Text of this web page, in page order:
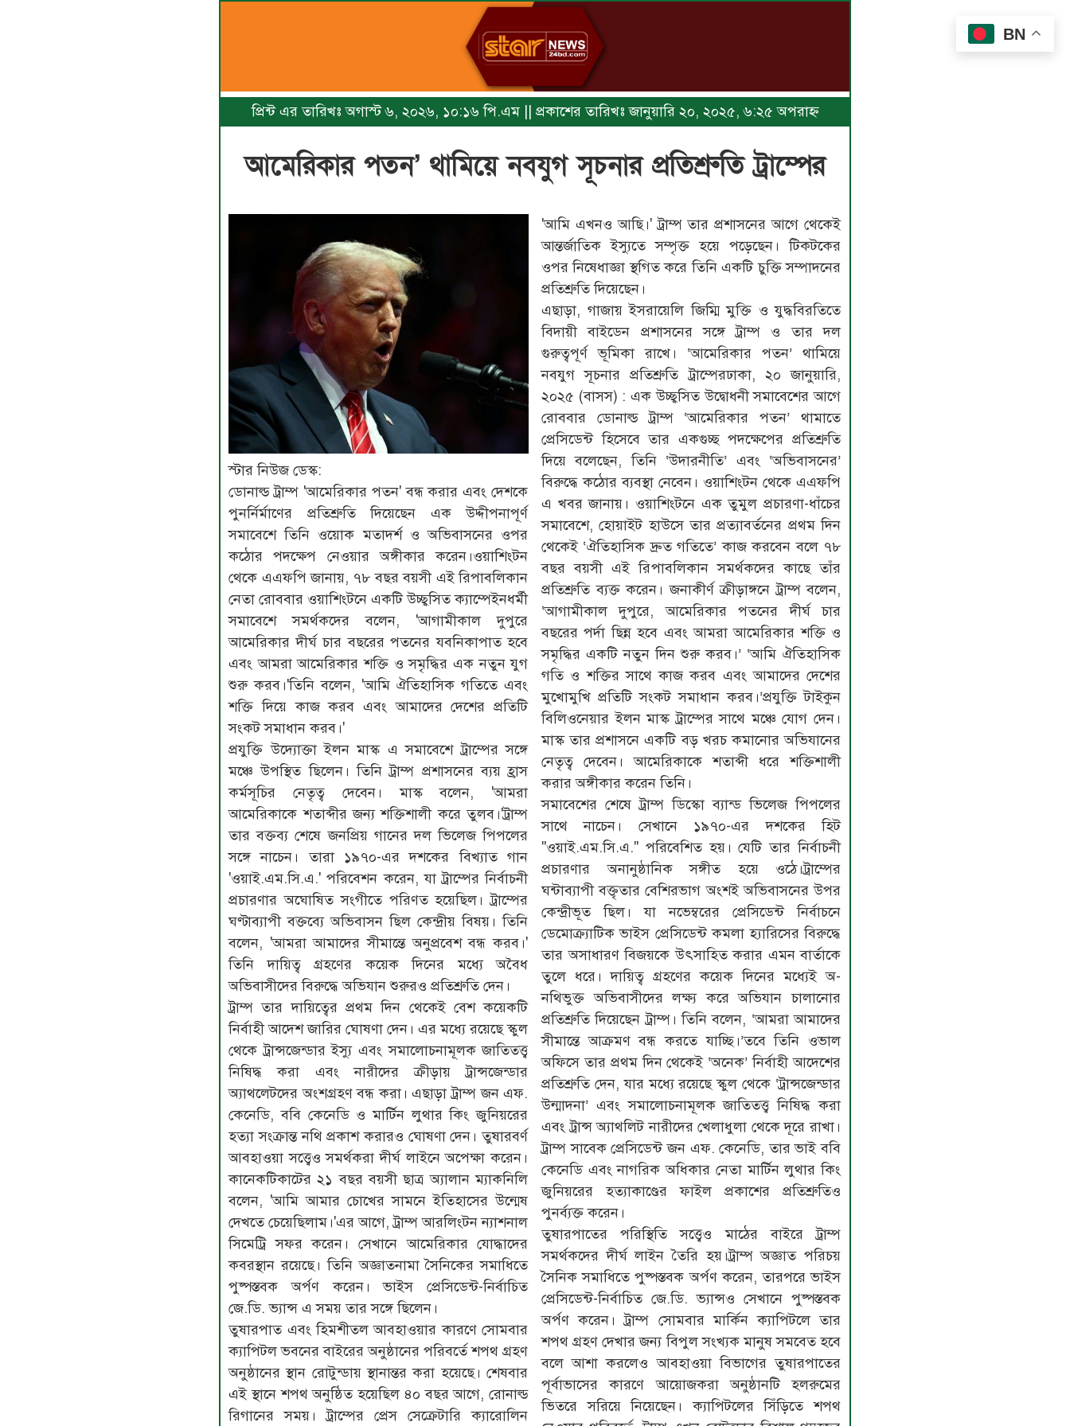
প্রিন্ট এর তারিখঃ অগাস্ট ৬, ২০২৬, ১০:১৬ পি.এম || প্রকাশের তারিখঃ জানুয়ারি ২০, ২০২৫, ৬:২৫ অপরাহ্ণ
আমেরিকার পতন’ থামিয়ে নবযুগ সূচনার প্রতিশ্রুতি ট্রাম্পের
স্টার নিউজ ডেস্ক:
ডোনাল্ড ট্রাম্প 'আমেরিকার পতন' বন্ধ করার এবং দেশকে
পুনর্নির্মাণের প্রতিশ্রুতি দিয়েছেন এক উদ্দীপনাপূর্ণ
সমাবেশে তিনি ওয়োক মতাদর্শ ও অভিবাসনের ওপর
কঠোর পদক্ষেপ নেওয়ার অঙ্গীকার করেন।ওয়াশিংটন
থেকে এএফপি জানায়, ৭৮ বছর বয়সী এই রিপাবলিকান
নেতা রোববার ওয়াশিংটনে একটি উচ্ছ্বসিত ক্যাম্পেইনধর্মী
সমাবেশে সমর্থকদের বলেন, 'আগামীকাল দুপুরে
আমেরিকার দীর্ঘ চার বছরের পতনের যবনিকাপাত হবে
এবং আমরা আমেরিকার শক্তি ও সমৃদ্ধির এক নতুন যুগ
শুরু করব।'তিনি বলেন, 'আমি ঐতিহাসিক গতিতে এবং
শক্তি দিয়ে কাজ করব এবং আমাদের দেশের প্রতিটি
সংকট সমাধান করব।'
প্রযুক্তি উদ্যোক্তা ইলন মাস্ক এ সমাবেশে ট্রাম্পের সঙ্গে
মঞ্চে উপস্থিত ছিলেন। তিনি ট্রাম্প প্রশাসনের ব্যয় হ্রাস
কর্মসূচির নেতৃত্ব দেবেন। মাস্ক বলেন, 'আমরা
আমেরিকাকে শতাব্দীর জন্য শক্তিশালী করে তুলব।'ট্রাম্প
তার বক্তব্য শেষে জনপ্রিয় গানের দল ভিলেজ পিপলের
সঙ্গে নাচেন। তারা ১৯৭০-এর দশকের বিখ্যাত গান
'ওয়াই.এম.সি.এ.' পরিবেশন করেন, যা ট্রাম্পের নির্বাচনী
প্রচারণার অঘোষিত সংগীতে পরিণত হয়েছিল। ট্রাম্পের
ঘণ্টাব্যাপী বক্তব্যে অভিবাসন ছিল কেন্দ্রীয় বিষয়। তিনি
বলেন, 'আমরা আমাদের সীমান্তে অনুপ্রবেশ বন্ধ করব।'
তিনি দায়িত্ব গ্রহণের কয়েক দিনের মধ্যে অবৈধ
অভিবাসীদের বিরুদ্ধে অভিযান শুরুরও প্রতিশ্রুতি দেন।
ট্রাম্প তার দায়িত্বের প্রথম দিন থেকেই বেশ কয়েকটি
নির্বাহী আদেশ জারির ঘোষণা দেন। এর মধ্যে রয়েছে স্কুল
থেকে ট্রান্সজেন্ডার ইস্যু এবং সমালোচনামূলক জাতিতত্ত্ব
নিষিদ্ধ করা এবং নারীদের ক্রীড়ায় ট্রান্সজেন্ডার
অ্যাথলেটদের অংশগ্রহণ বন্ধ করা। এছাড়া ট্রাম্প জন এফ.
কেনেডি, ববি কেনেডি ও মার্টিন লুথার কিং জুনিয়রের
হত্যা সংক্রান্ত নথি প্রকাশ করারও ঘোষণা দেন। তুষারবর্ণ
আবহাওয়া সত্ত্বেও সমর্থকরা দীর্ঘ লাইনে অপেক্ষা করেন।
কানেকটিকাটের ২১ বছর বয়সী ছাত্র অ্যালান ম্যাকনিলি
বলেন, 'আমি আমার চোখের সামনে ইতিহাসের উন্মেষ
দেখতে চেয়েছিলাম।'এর আগে, ট্রাম্প আরলিংটন ন্যাশনাল
সিমেট্রি সফর করেন। সেখানে আমেরিকার যোদ্ধাদের
কবরস্থান রয়েছে। তিনি অজ্ঞাতনামা সৈনিকের সমাধিতে
পুষ্পস্তবক অর্পণ করেন। ভাইস প্রেসিডেন্ট-নির্বাচিত
জে.ডি. ভ্যান্স এ সময় তার সঙ্গে ছিলেন।
তুষারপাত এবং হিমশীতল আবহাওয়ার কারণে সোমবার
ক্যাপিটল ভবনের বাইরের অনুষ্ঠানের পরিবর্তে শপথ গ্রহণ
অনুষ্ঠানের স্থান রোটুন্ডায় স্থানান্তর করা হয়েছে। শেষবার
এই স্থানে শপথ অনুষ্ঠিত হয়েছিল ৪০ বছর আগে, রোনাল্ড
রিগানের সময়। ট্রাম্পের প্রেস সেক্রেটারি ক্যারোলিন
'আমি এখনও আছি।' ট্রাম্প তার প্রশাসনের আগে থেকেই
আন্তর্জাতিক ইস্যুতে সম্পৃক্ত হয়ে পড়েছেন। টিকটকের
ওপর নিষেধাজ্ঞা স্থগিত করে তিনি একটি চুক্তি সম্পাদনের
প্রতিশ্রুতি দিয়েছেন।
এছাড়া, গাজায় ইসরায়েলি জিম্মি মুক্তি ও যুদ্ধবিরতিতে
বিদায়ী বাইডেন প্রশাসনের সঙ্গে ট্রাম্প ও তার দল
গুরুত্বপূর্ণ ভূমিকা রাখে। ‘আমেরিকার পতন’ থামিয়ে
নবযুগ সূচনার প্রতিশ্রুতি ট্রাম্পেরঢাকা, ২০ জানুয়ারি,
২০২৫ (বাসস) : এক উচ্ছ্বসিত উদ্বোধনী সমাবেশের আগে
রোববার ডোনাল্ড ট্রাম্প ‘আমেরিকার পতন’ থামাতে
প্রেসিডেন্ট হিসেবে তার একগুচ্ছ পদক্ষেপের প্রতিশ্রুতি
দিয়ে বলেছেন, তিনি ‘উদারনীতি’ এবং ‘অভিবাসনের’
বিরুদ্ধে কঠোর ব্যবস্থা নেবেন। ওয়াশিংটন থেকে এএফপি
এ খবর জানায়। ওয়াশিংটনে এক তুমুল প্রচারণা-ধাঁচের
সমাবেশে, হোয়াইট হাউসে তার প্রত্যাবর্তনের প্রথম দিন
থেকেই ‘ঐতিহাসিক দ্রুত গতিতে’ কাজ করবেন বলে ৭৮
বছর বয়সী এই রিপাবলিকান সমর্থকদের কাছে তাঁর
প্রতিশ্রুতি ব্যক্ত করেন। জনাকীর্ণ ক্রীড়াঙ্গনে ট্রাম্প বলেন,
‘আগামীকাল দুপুরে, আমেরিকার পতনের দীর্ঘ চার
বছরের পর্দা ছিন্ন হবে এবং আমরা আমেরিকার শক্তি ও
সমৃদ্ধির একটি নতুন দিন শুরু করব।’ ‘আমি ঐতিহাসিক
গতি ও শক্তির সাথে কাজ করব এবং আমাদের দেশের
মুখোমুখি প্রতিটি সংকট সমাধান করব।’প্রযুক্তি টাইকুন
বিলিওনেয়ার ইলন মাস্ক ট্রাম্পের সাথে মঞ্চে যোগ দেন।
মাস্ক তার প্রশাসনে একটি বড় খরচ কমানোর অভিযানের
নেতৃত্ব দেবেন। আমেরিকাকে শতাব্দী ধরে শক্তিশালী
করার অঙ্গীকার করেন তিনি।
সমাবেশের শেষে ট্রাম্প ডিস্কো ব্যান্ড ভিলেজ পিপলের
সাথে নাচেন। সেখানে ১৯৭০-এর দশকের হিট
"ওয়াই.এম.সি.এ." পরিবেশিত হয়। যেটি তার নির্বাচনী
প্রচারণার অনানুষ্ঠানিক সঙ্গীত হয়ে ওঠে।ট্রাম্পের
ঘন্টাব্যাপী বক্তৃতার বেশিরভাগ অংশই অভিবাসনের উপর
কেন্দ্রীভূত ছিল। যা নভেম্বরের প্রেসিডেন্ট নির্বাচনে
ডেমোক্র্যাটিক ভাইস প্রেসিডেন্ট কমলা হ্যারিসের বিরুদ্ধে
তার অসাধারণ বিজয়কে উৎসাহিত করার এমন বার্তাকে
তুলে ধরে। দায়িত্ব গ্রহণের কয়েক দিনের মধ্যেই অ-
নথিভুক্ত অভিবাসীদের লক্ষ্য করে অভিযান চালানোর
প্রতিশ্রুতি দিয়েছেন ট্রাম্প। তিনি বলেন, ‘আমরা আমাদের
সীমান্তে আক্রমণ বন্ধ করতে যাচ্ছি।’তবে তিনি ওভাল
অফিসে তার প্রথম দিন থেকেই ‘অনেক’ নির্বাহী আদেশের
প্রতিশ্রুতি দেন, যার মধ্যে রয়েছে স্কুল থেকে ‘ট্রান্সজেন্ডার
উন্মাদনা’ এবং সমালোচনামূলক জাতিতত্ত্ব নিষিদ্ধ করা
এবং ট্রান্স অ্যাথলিট নারীদের খেলাধুলা থেকে দূরে রাখা।
ট্রাম্প সাবেক প্রেসিডেন্ট জন এফ. কেনেডি, তার ভাই ববি
কেনেডি এবং নাগরিক অধিকার নেতা মার্টিন লুথার কিং
জুনিয়রের হত্যাকাণ্ডের ফাইল প্রকাশের প্রতিশ্রুতিও
পুনর্ব্যক্ত করেন।
তুষারপাতের পরিস্থিতি সত্ত্বেও মাঠের বাইরে ট্রাম্প
সমর্থকদের দীর্ঘ লাইন তৈরি হয়।ট্রাম্প অজ্ঞাত পরিচয়
সৈনিক সমাধিতে পুষ্পস্তবক অর্পণ করেন, তারপরে ভাইস
প্রেসিডেন্ট-নির্বাচিত জে.ডি. ভ্যান্সও সেখানে পুষ্পস্তবক
অর্পণ করেন। ট্রাম্প সোমবার মার্কিন ক্যাপিটলে তার
শপথ গ্রহণ দেখার জন্য বিপুল সংখ্যক মানুষ সমবেত হবে
বলে আশা করলেও আবহাওয়া বিভাগের তুষারপাতের
পূর্বাভাসের কারণে আয়োজকরা অনুষ্ঠানটি হলরুমের
ভিতরে সরিয়ে নিয়েছেন। ক্যাপিটলের সিঁড়িতে শপথ
BN